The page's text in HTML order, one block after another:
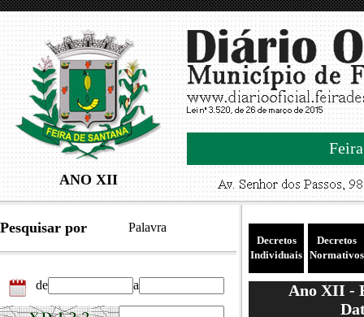
ANO XII
Pesquisar por Palavra
de a
Decretos
Individuais
Decretos
Normativos
Ano XII -